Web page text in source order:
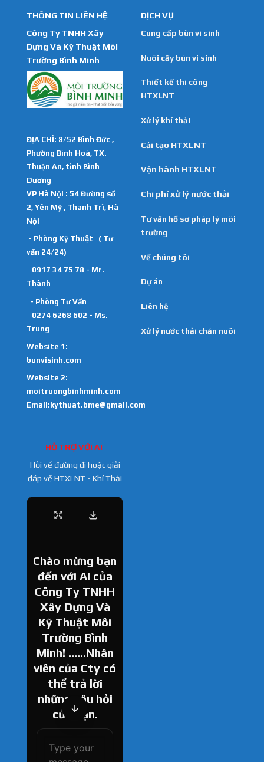
THÔNG TIN LIÊN HỆ
Công Ty TNHH Xây
Dựng Và Kỹ Thuật Môi
Trường Bình Minh
ĐỊA CHỈ: 8/52 Bình Đức ,
Phường Bình Hoà, TX.
Thuận An, tỉnh Bình
Dương
VP Hà Nội : 54 Đường số
2, Yên Mỹ , Thanh Trì, Hà
Nội
- Phòng Kỹ Thuật ( Tư
vấn 24/24)
0917 34 75 78 - Mr.
Thành
- Phòng Tư Vấn
0274 6268 602 - Ms.
Trung
Website 1:
bunvisinh.com
Website 2:
moitruongbinhminh.com
Email:kythuat.bme@gmail.com
DỊCH VỤ
Cung cấp bùn vi sinh
Nuôi cấy bùn vi sinh
Thiết kế thi công
HTXLNT
Xử lý khí thải
Cải tạo HTXLNT
Vận hành HTXLNT
Chi phí xử lý nước thải
Tư vấn hồ sơ pháp lý môi
trường
Về chúng tôi
Dự án
Liên hệ
Xử lý nước thải chăn nuôi
HỖ TRỢ VỚI AI
Hỏi về đường đi hoặc giải
đáp về HTXLNT - Khí Thải
Chào mừng bạn
đến với AI của
Công Ty TNHH
Xây Dựng Và
Kỹ Thuật Môi
Trường Bình
Minh! ......Nhân
viên của Cty có
thể trả lời
những câu hỏi
của bạn.
How can I help
you today?